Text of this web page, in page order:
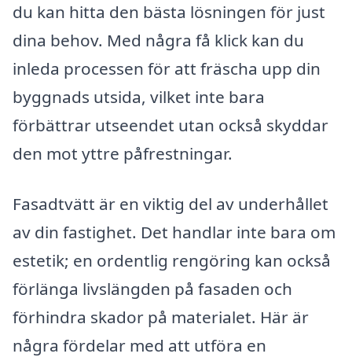
du kan hitta den bästa lösningen för just
dina behov. Med några få klick kan du
inleda processen för att fräscha upp din
byggnads utsida, vilket inte bara
förbättrar utseendet utan också skyddar
den mot yttre påfrestningar.
Fasadtvätt är en viktig del av underhållet
av din fastighet. Det handlar inte bara om
estetik; en ordentlig rengöring kan också
förlänga livslängden på fasaden och
förhindra skador på materialet. Här är
några fördelar med att utföra en